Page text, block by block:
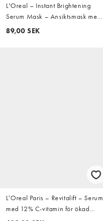
L'Oreal – Instant Brightening
Serum Mask – Ansiktsmask med
vitamin C och salicylsyra, 26g
89,00 SEK
L’Oreal Paris – Revitalift – Serum
med 12% C-vitamin för ökad